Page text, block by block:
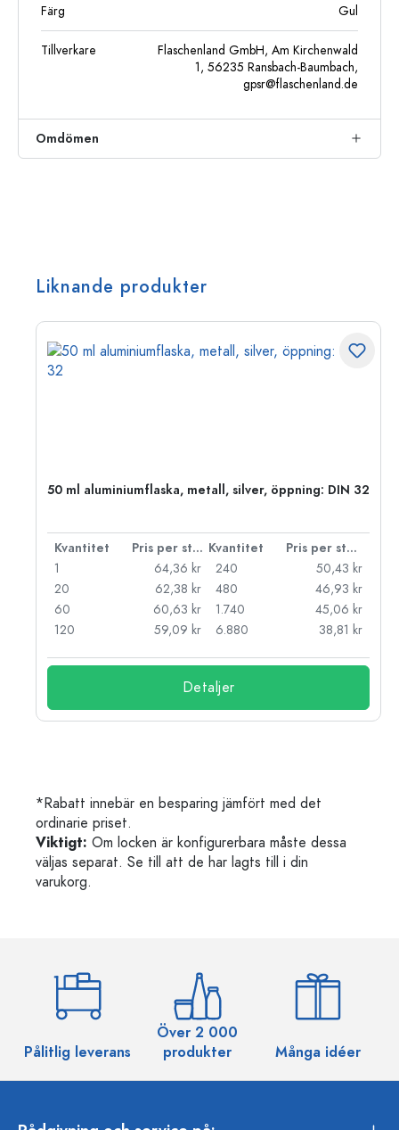
Färg Gul
Tillverkare
Flaschenland GmbH, Am Kirchenwald
1, 56235 Ransbach-Baumbach,
gpsr@flaschenland.de
Omdömen
Liknande produkter
50 ml aluminiumflaska, metall, silver, öppning: DIN 32
Kvantitet Pris per styck Kvantitet
Pris per styck
1
64,36 kr
20
62,38 kr
60
60,63 kr
120
59,09 kr
240
50,43 kr
480
46,93 kr
1.740
45,06 kr
6.880
38,81 kr
Detaljer
*Rabatt innebär en besparing jämfört med det
ordinarie priset.
Viktigt: Om locken är konfigurerbara måste dessa
väljas separat. Se till att de har lagts till i din
varukorg.
Pålitlig leverans
Över 2 000
produkter
Många idéer